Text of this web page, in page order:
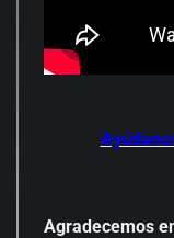
Agradecemos